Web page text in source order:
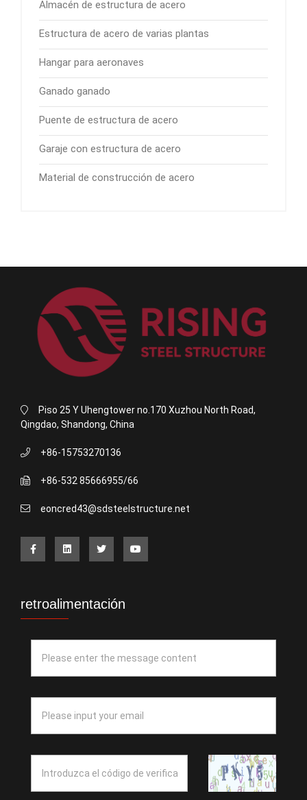
Almacén de estructura de acero
Estructura de acero de varias plantas
Hangar para aeronaves
Ganado ganado
Puente de estructura de acero
Garaje con estructura de acero
Material de construcción de acero
Piso 25 Y Uhengtower no.170 Xuzhou North Road,
Qingdao, Shandong, China
+86-15753270136
+86-532 85666955/66
eoncred43@sdsteelstructure.net
retroalimentación